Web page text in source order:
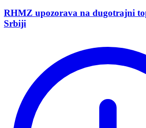
RHMZ upozorava na dugotrajni
Srbiji